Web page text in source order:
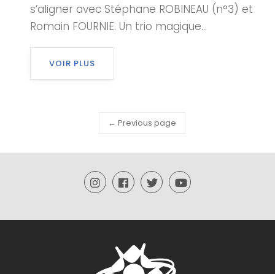
s’aligner avec Stéphane ROBINEAU (n°3) et
Romain FOURNIE. Un trio magique...
VOIR PLUS
← Previous page